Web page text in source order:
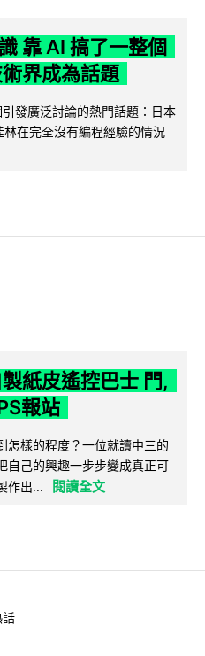
靠 AI 搞了一整個
界成為話題
發廣泛討論的熱門話題：日本
在完全沒有編程經驗的情況
紙皮遙控巴士 門,
報站
怎樣的程度？一位就讀中三的
自己的興趣一步步變成真正可
作出...
閱讀全文